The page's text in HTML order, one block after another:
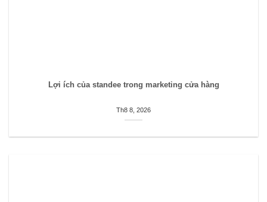
Lợi ích của standee trong marketing cửa hàng
Th8 8, 2026